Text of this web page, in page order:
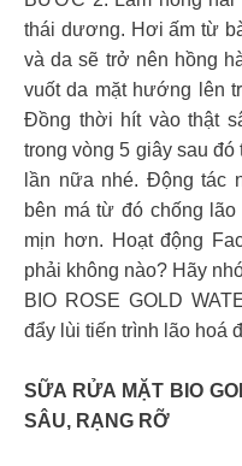
thái dương. Hơi ấm từ
và da sẽ trở nên hồng
vuốt da mặt hướng lên
Đồng thời hít vào thật
trong vòng 5 giây sau
lần nữa nhé. Động tác
bên má từ đó chống
mịn hơn. Hoạt động
phải không nào? Hãy
BIO ROSE GOLD
đẩy lùi tiến trình lão hoá
SỮA RỬA MẶT BIO
SÂU, RẠNG RỠ